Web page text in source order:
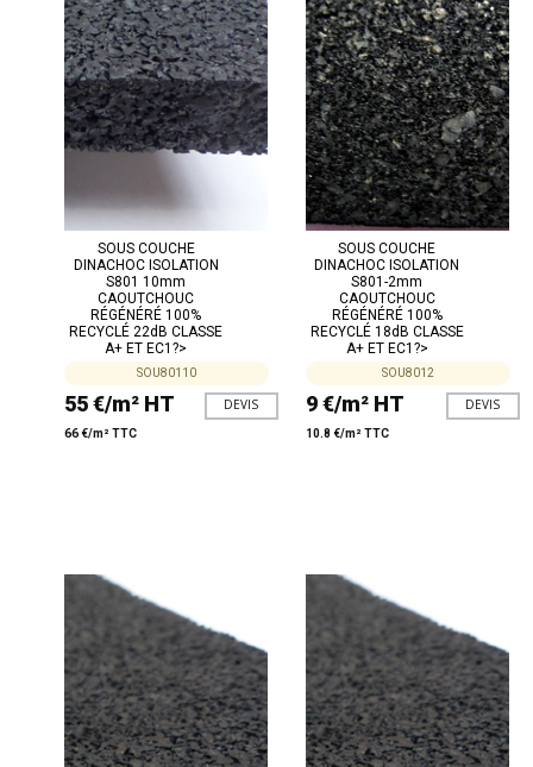
SOUS COUCHE
DINACHOC ISOLATION
S801 10mm
CAOUTCHOUC
RÉGÉNÉRÉ 100%
RECYCLÉ 22dB CLASSE
A+ ET EC1?>
SOU80110
55 €/m² HT
66 €/m² TTC
DEVIS
SOUS COUCHE
DINACHOC ISOLATION
S801-2mm
CAOUTCHOUC
RÉGÉNÉRÉ 100%
RECYCLÉ 18dB CLASSE
A+ ET EC1?>
SOU8012
9 €/m² HT
10.8 €/m² TTC
DEVIS